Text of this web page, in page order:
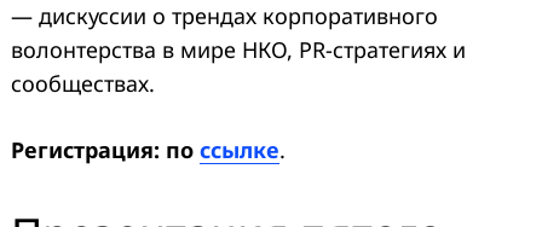
— дискуссии о трендах корпоративного
волонтерства в мире НКО, PR-стратегиях и
сообществах.
Регистрация: по ссылке.